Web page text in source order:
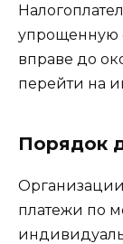
упрощенную
вправе до
перейти на
Порядок
платежи по